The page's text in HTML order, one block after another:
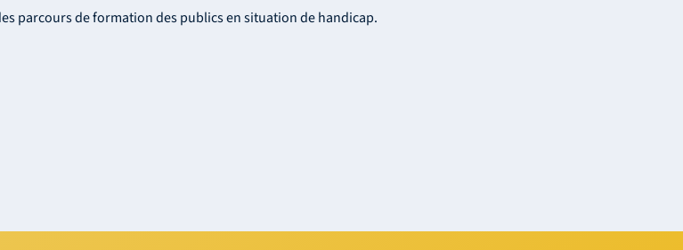
parcours de formation des publics en situation de handicap.